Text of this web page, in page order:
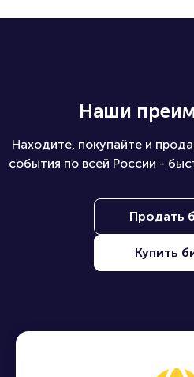
Наши
Находите, покупайте и
события по всей России -
Продать
Купить